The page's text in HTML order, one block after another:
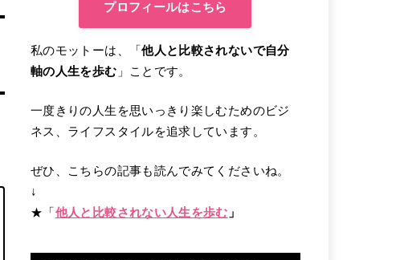
プロフィールはこちら
私のモットーは、「他人と比較されないで自分
軸の人生を歩む 」ことです。
一度きりの人生を思いっきり楽しむためのビジ
ネス、ライフスタイルを追求しています。
ぜひ、こちらの記事も読んでみてくださいね。
↓
★「 他人と比較されない人生を歩む 」